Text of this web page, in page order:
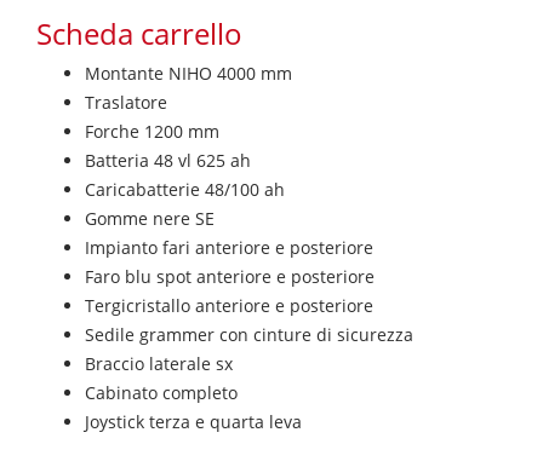
Scheda carrello
Montante NIHO 4000 mm
Traslatore
Forche 1200 mm
Batteria 48 vl 625 ah
Caricabatterie 48/100 ah
Gomme nere SE
Impianto fari anteriore e posteriore
Faro blu spot anteriore e posteriore
Tergicristallo anteriore e posteriore
Sedile grammer con cinture di sicurezza
Braccio laterale sx
Cabinato completo
Joystick terza e quarta leva